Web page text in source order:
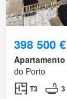
398 500 €
Apartamento
do Porto
T3 3